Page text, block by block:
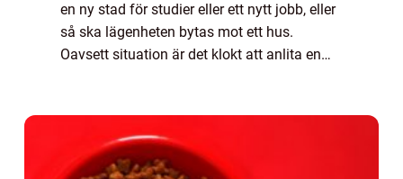
en ny stad för studier eller ett nytt jobb, eller
så ska lägenheten bytas mot ett hus.
Oavsett situation är det klokt att anlita en